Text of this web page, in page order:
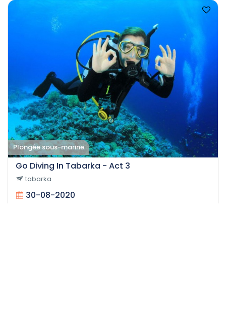
Plongée sous-marine
Go Diving In Tabarka - Act 3
tabarka
30-08-2020